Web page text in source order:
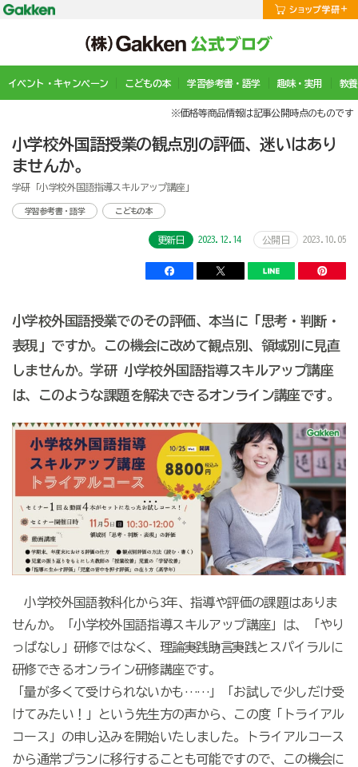
イベント・キャンペーン こどもの本 学習参考書・語学 趣味・実用 教
※価格等商品情報は記事公開時点のものです
小学校外国語授業の観点別の評価、迷いはあり
ませんか。
学研「小学校外国語指導スキルアップ講座」
学習参考書・語学 こどもの本
更新日 2023.12.14 公開日 2023.10.05
小学校外国語授業でのその評価、本当に「思考・判断・
表現」ですか。この機会に改めて観点別、領域別に見直
しませんか。学研 小学校外国語指導スキルアップ講座
は、このような課題を解決できるオンライン講座です。
小学校外国語教科化から3年、指導や評価の課題はありま
せんか。「小学校外国語指導スキルアップ講座」は、「やり
っぱなし」研修ではなく、理論→実践→助言→実践とスパイラルに
研修できるオンライン研修講座です。
「量が多くて受けられないかも……」「お試しで少しだけ受
けてみたい！」という先生方の声から、この度「トライアル
コース」の申し込みを開始いたしました。トライアルコース
から通常プランに移行することも可能ですので、この機会に